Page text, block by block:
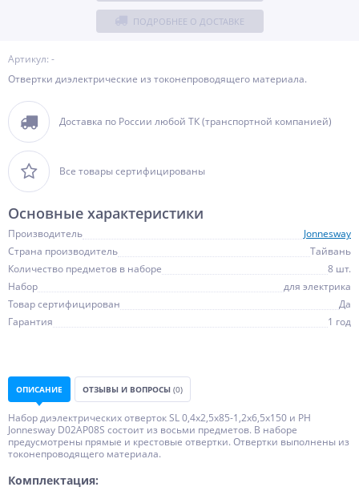
Артикул: -
Отвертки диэлектрические из токонепроводящего материала.
Доставка по России любой ТК (транспортной компанией)
Все товары сертифицированы
ПОДРОБНЕЕ О ДОСТАВКЕ
Основные характеристики
Производитель
Jonnesway
Страна производитель
Тайвань
Количество предметов в наборе
8 шт.
Набор
для электрика
Товар сертифицирован
Да
Гарантия
1 год
ОПИСАНИЕ ОТЗЫВЫ И ВОПРОСЫ (0)
Набор диэлектрических отверток SL 0,4х2,5х85-1,2х6,5х150 и PH
Jonnesway D02AP08S состоит из восьми предметов. В наборе
предусмотрены прямые и крестовые отвертки. Отвертки выполнены из
токонепроводящего материала.
Комплектация: